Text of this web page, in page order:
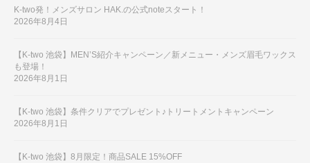
K-two発！メンズサロン HAK.の公式noteスタート！
2026年8月4日
【K-two 池袋】MEN’S紹介キャンペーン／新メニュー・メンズ眉毛ワックス
も登場！
2026年8月1日
【K-two 池袋】条件クリアでプレゼント♪トリートメントキャンペーン
2026年8月1日
【K-two 池袋】8月限定！商品SALE 15%OFF